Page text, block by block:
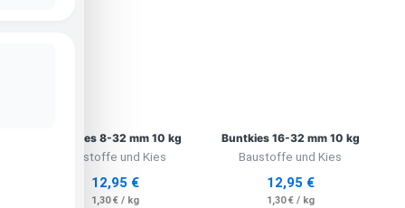
Buntkies 8-32 mm 10 kg
Baustoffe und Kies
12,95 €
1,30€/ kg
Buntkies 16-32 mm 10 kg
Baustoffe und Kies
12,95 €
1,30€/ kg